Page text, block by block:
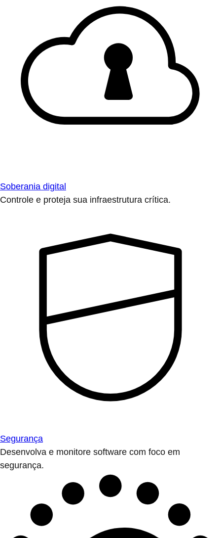
Soberania digital
Controle e proteja sua infraestrutura crítica.
Segurança
Desenvolva e monitore software com foco em
segurança.